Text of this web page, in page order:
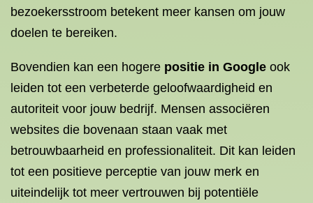
bezoekersstroom betekent meer kansen om jouw
doelen te bereiken.
Bovendien kan een hogere positie in Google ook
leiden tot een verbeterde geloofwaardigheid en
autoriteit voor jouw bedrijf. Mensen associëren
websites die bovenaan staan vaak met
betrouwbaarheid en professionaliteit. Dit kan leiden
tot een positieve perceptie van jouw merk en
uiteindelijk tot meer vertrouwen bij potentiële